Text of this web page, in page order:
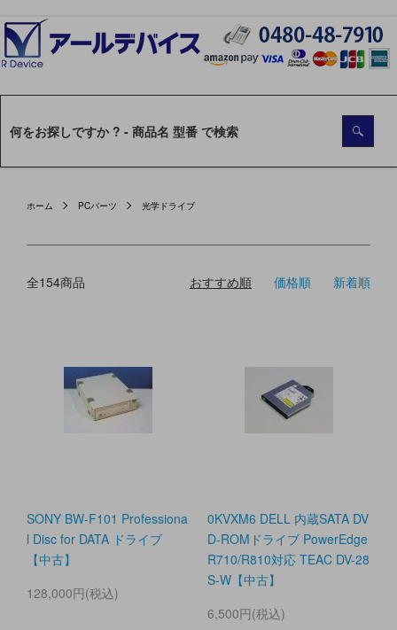
ホーム PCパーツ 光学ドライブ
全154商品 おすすめ順 価格順 新着順
SONY BW-F101 Professiona
l Disc for DATA ドライブ
【中古】
128,000円(税込)
0KVXM6 DELL 内蔵SATA DV
D-ROMドライブ PowerEdge
R710/R810対応 TEAC DV-28
S-W【中古】
6,500円(税込)